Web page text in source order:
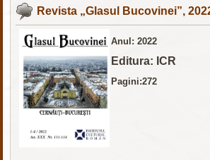
Revista „Glasul Bucovinei”,
Anul: 2022
Editura: ICR
Pagini:272